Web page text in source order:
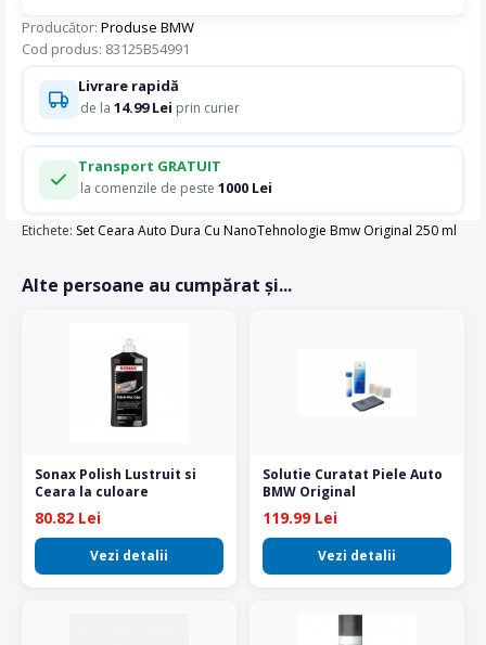
Producător: Produse BMW
Cod produs: 83125B54991
Livrare rapidă
de la 14.99 Lei prin curier
Transport GRATUIT
la comenzile de peste 1000 Lei
Etichete: Set Ceara Auto Dura Cu NanoTehnologie Bmw Original 250 ml
Alte persoane au cumpărat și...
Sonax Polish Lustruit si
Ceara la culoare
80.82 Lei
Vezi detalii
Solutie Curatat Piele Auto
BMW Original
119.99 Lei
Vezi detalii